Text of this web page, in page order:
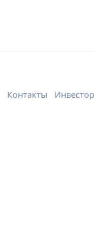
Контакты